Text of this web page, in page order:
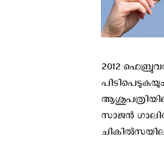
2012
സാജൻ